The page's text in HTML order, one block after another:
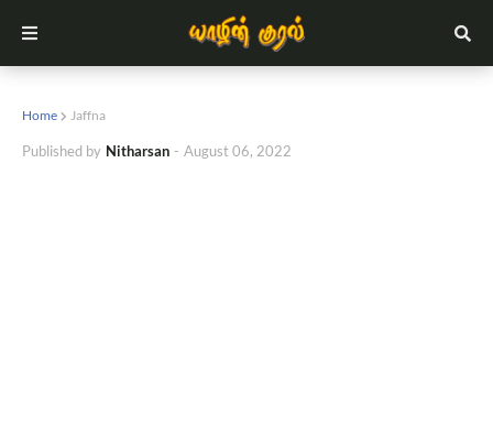
Home Jaffna
Published by Nitharsan - August 06, 2022